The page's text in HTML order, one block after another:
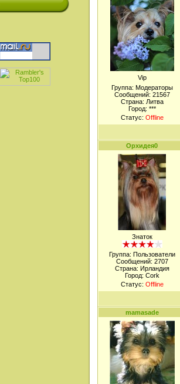
Viр
Группа: Модераторы
Сообщений: 21567
Страна: Литва
Город: ***
Статус: Offline
Орхидея0
Знаток
Группа: Пользователи
Сообщений: 2707
Страна: Ирландия
Город: Cork
Статус: Offline
mamasade